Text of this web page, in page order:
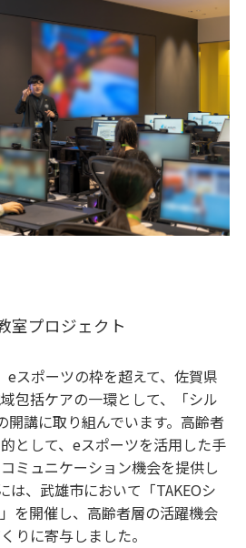
室プロジェクト
eスポーツの枠を超えて、佐賀県
包括ケアの一環として、「シル
開講に取り組んでいます。高齢者
として、eスポーツを活用した手
ミュニケーション機会を提供し
は、武雄市において「TAKEOシ
を開催し、高齢者層の活躍機会
りに寄与しました。